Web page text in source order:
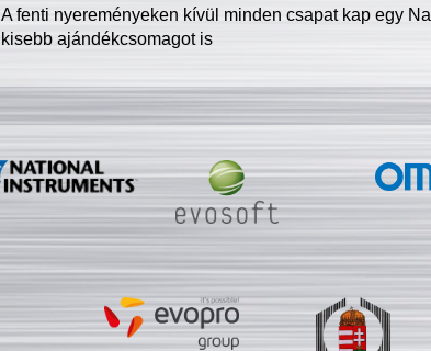
A fenti nyereményeken kívül minden csapat kap egy
kisebb ajándékcsomagot is